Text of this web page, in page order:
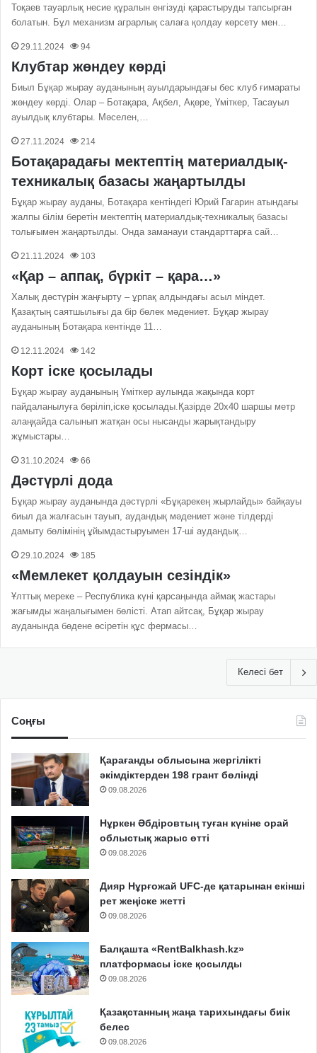
Тоқаев тауарлық несие құралын енгізуді қарастыруды тапсырған
болатын. Бұл механизм аграрлық салаға қолдау көрсету мен…
29.11.2024 94
Клубтар жөндеу көрді
Биыл Бұқар жырау ауданының ауылдарындағы бес клуб ғимараты
жөндеу көрді. Олар – Ботақара, Ақбел, Ақөре, Үміткер, Тасауыл
ауылдық клубтары. Мәселен,…
27.11.2024 214
Ботақарадағы мектептің материалдық-
техникалық базасы жаңартылды
Бұқар жырау ауданы, Ботақара кентіндегі Юрий Гагарин атындағы
жалпы білім беретін мектептің материалдық-техникалық базасы
толығымен жаңартылды. Онда заманауи стандарттарға сай…
21.11.2024 103
«Қар – аппақ, бүркіт – қара…»
Халық дәстүрін жаңғырту – ұрпақ алдындағы асыл міндет.
Қазақтың саятшылығы да бір бөлек мәдениет. Бұқар жырау
ауданының Ботақара кентінде 11…
12.11.2024 142
Корт іске қосылады
Бұқар жырау ауданының Үміткер аулында жақында корт
пайдаланылуға беріліп,іске қосылады.Қазірде 20х40 шаршы метр
алаңқайда салынып жатқан осы нысанды жарықтандыру
жұмыстары…
31.10.2024 66
Дәстүрлі дода
Бұқар жырау ауданында дәстүрлі «Бұқарекең жырлайды» байқауы
биыл да жалғасын тауып, аудандық мәдениет және тілдерді
дамыту бөлімінің ұйымдастыруымен 17-ші аудандық…
29.10.2024 185
«Мемлекет қолдауын сезіндік»
Ұлттық мереке – Республика күні қарсаңында аймақ жастары
жағымды жаңалығымен бөлісті. Атап айтсақ, Бұқар жырау
ауданында бөдене өсіретін құс фермасы…
Келесі бет
Соңғы
Қарағанды облысына жергілікті
әкімдіктерден 198 грант бөлінді
09.08.2026
Нұркен Әбдіровтың туған күніне орай
облыстық жарыс өтті
09.08.2026
Дияр Нұрғожай UFC-де қатарынан екінші
рет жеңіске жетті
09.08.2026
Балқашта «RentBalkhash.kz»
платформасы іске қосылды
09.08.2026
Қазақстанның жаңа тарихындағы биік
белес
09.08.2026